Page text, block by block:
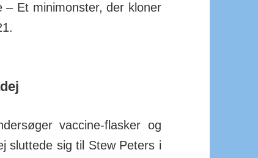
– Et mini­monster, der kloner
vaccine-flasker og
sluttede sig til Stew Peters i